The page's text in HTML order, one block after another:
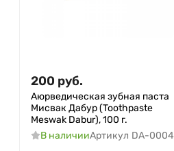
200 руб.
Аюрведическая зубная паста
Мисвак Дабур (Toothpaste
Meswak Dabur), 100 г.
В наличииАртикул DA-0004